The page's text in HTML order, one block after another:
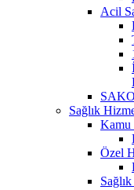
Acil
Sağlık
Kamu
Özel